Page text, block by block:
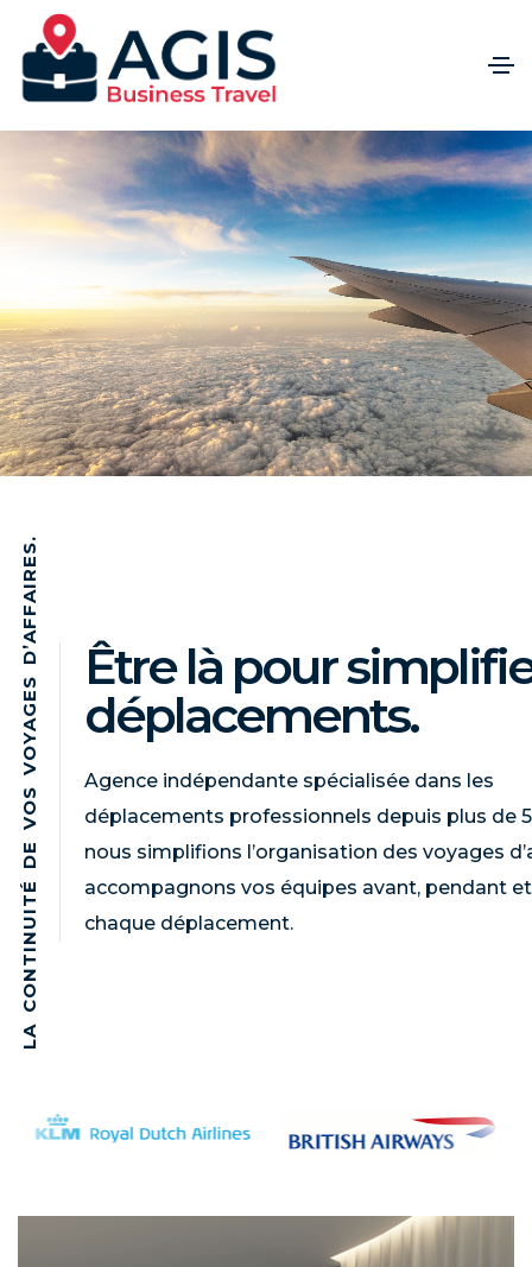
L
A
C
O
N
T
I
N
U
I
T
É
D
E
V
O
S
V
O
Y
A
G
E
S
D
’
A
F
F
A
I
R
E
S
.
Être là pour
déplacements.
Agence indépendante spécialisée dans les
déplacements professionnels depuis plus de
nous simplifions l’organisation des voyages
accompagnons vos équipes avant, pendant
chaque déplacement.